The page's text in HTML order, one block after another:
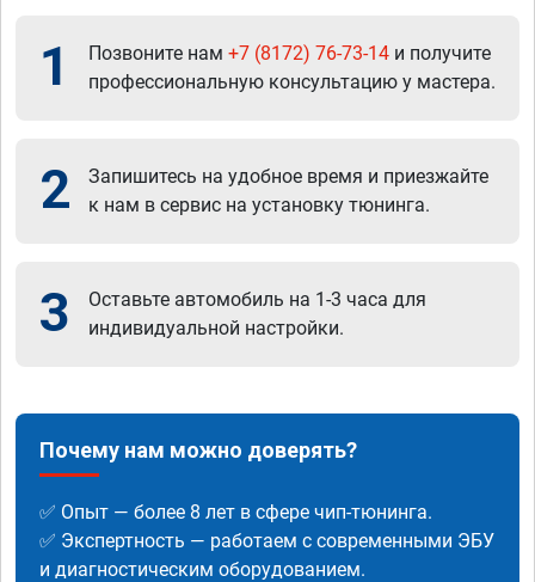
1 Позвоните нам +7 (8172) 76-73-14 и получите
профессиональную консультацию у мастера.
2
Запишитесь на удобное время и приезжайте
к нам в сервис на установку тюнинга.
3
Оставьте автомобиль на 1-3 часа для
индивидуальной настройки.
Почему нам можно доверять?
✅ Опыт — более 8 лет в сфере чип-тюнинга.
✅ Экспертность — работаем с современными ЭБУ
и диагностическим оборудованием.